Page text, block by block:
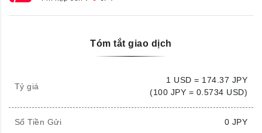
Tóm tắt giao dịch
Tỷ giá
1 USD = 174.37 JPY
(100 JPY = 0.5734 USD)
Số Tiền Gửi 0 JPY